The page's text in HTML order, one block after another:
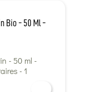
Bio - 50 Ml -